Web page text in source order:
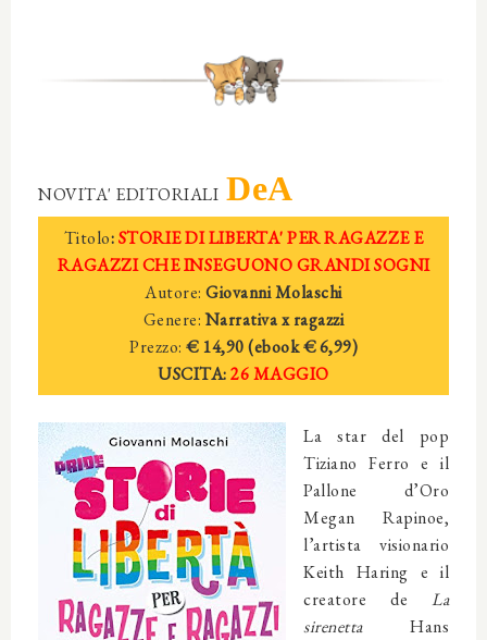
NOVITA' EDITORIALI DeA
Titolo:STORIE DI LIBERTA' PER RAGAZZE E
RAGAZZI CHE INSEGUONO GRANDI SOGNI
Autore:Giovanni Molaschi
Genere:Narrativa x ragazzi
Prezzo: € 14,90(ebook € 6,99)
USCITA:26MAGGIO
La star del pop
Tiziano Ferro e il
Pallone d’Oro
Megan Rapinoe,
l’artista visionario
Keith Haring e il
creatore de La
sirenettaHans